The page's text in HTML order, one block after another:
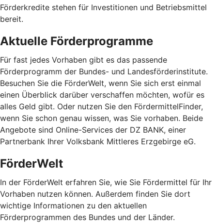
Förderkredite stehen für Investitionen und Betriebsmittel
bereit.
Aktuelle Förderprogramme
Für fast jedes Vorhaben gibt es das passende
Förderprogramm der Bundes- und Landesförderinstitute.
Besuchen Sie die FörderWelt, wenn Sie sich erst einmal
einen Überblick darüber verschaffen möchten, wofür es
alles Geld gibt. Oder nutzen Sie den FördermittelFinder,
wenn Sie schon genau wissen, was Sie vorhaben. Beide
Angebote sind Online-Services der DZ BANK, einer
Partnerbank Ihrer Volksbank Mittleres Erzgebirge eG.
FörderWelt
In der FörderWelt erfahren Sie, wie Sie Fördermittel für Ihr
Vorhaben nutzen können. Außerdem finden Sie dort
wichtige Informationen zu den aktuellen
Förderprogrammen des Bundes und der Länder.